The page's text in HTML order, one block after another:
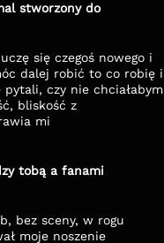
stworzony do
się czegoś nowego i
dalej robić to co robię i
czy nie chciałabym
bliskość z
mi
tobą a fanami
bez sceny, w rogu
moje noszenie